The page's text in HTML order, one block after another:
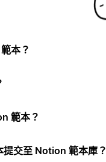
本？
範本？
提交至 Notion 範本庫？